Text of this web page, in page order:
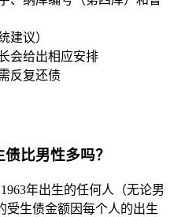
建议）
会给出相应安排
反复还债
比男性多吗？
年出生的任何人（无论男
受生债金额因每个人的出生